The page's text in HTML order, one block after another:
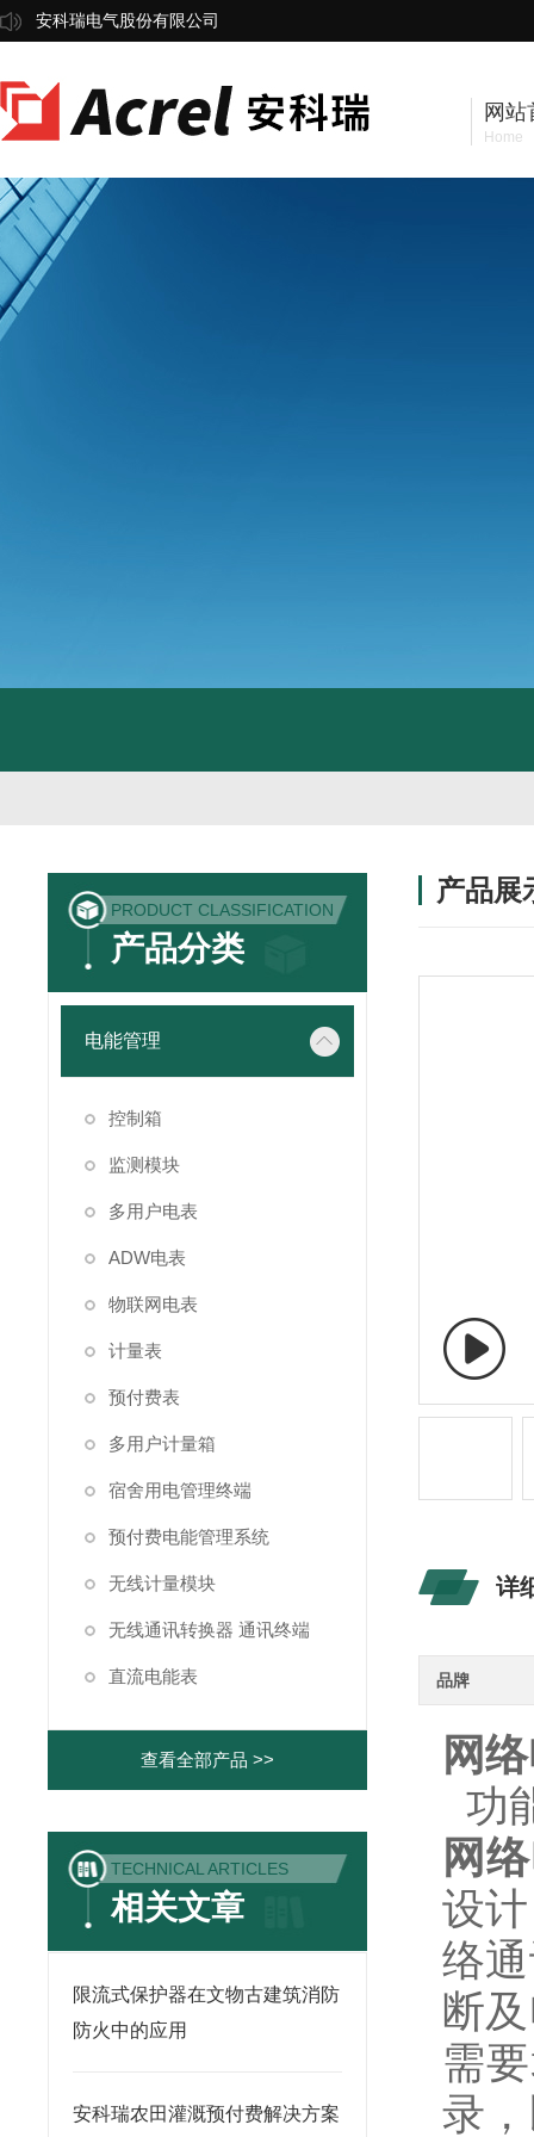
安科瑞电气股份有限公司
网站
Home
产品展
详
品牌
网
功
网
设
络
断
需
录
PRODUCT CLASSIFICATION
产品分类
电能管理
控制箱
监测模块
多用户电表
ADW电表
物联网电表
计量表
预付费表
多用户计量箱
宿舍用电管理终端
预付费电能管理系统
无线计量模块
无线通讯转换器 通讯终端
直流电能表
查看全部产品 >>
TECHNICAL ARTICLES
相关文章
限流式保护器在文物古建筑消防
防火中的应用
安科瑞农田灌溉预付费解决方案